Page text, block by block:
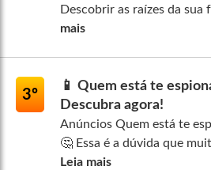
Descobrir as raízes da sua
mais
3º
📱 Quem está te
Descubra agora!
Anúncios Quem está te
🤔 Essa é a dúvida que
Leia mais